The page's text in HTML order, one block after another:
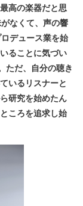
高の楽器だと思
なくて、声の響
デュース業を始
ることに気づい
ただ、自分の聴き
いるリスナーと
研究を始めたん
ころを追求し始